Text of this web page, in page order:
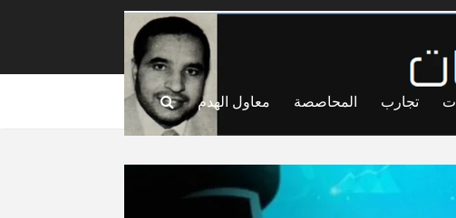
تجارب المحاصصة معاول الهدم